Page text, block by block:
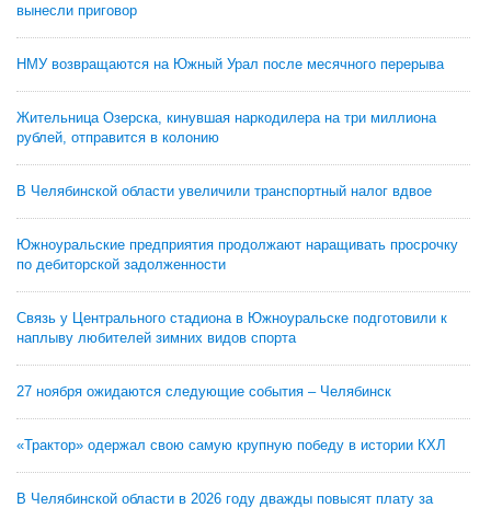
вынесли приговор
НМУ возвращаются на Южный Урал после месячного перерыва
Жительница Озерска, кинувшая наркодилера на три миллиона
рублей, отправится в колонию
В Челябинской области увеличили транспортный налог вдвое
Южноуральские предприятия продолжают наращивать просрочку
по дебиторской задолженности
Связь у Центрального стадиона в Южноуральске подготовили к
наплыву любителей зимних видов спорта
27 ноября ожидаются следующие события – Челябинск
«Трактор» одержал свою самую крупную победу в истории КХЛ
В Челябинской области в 2026 году дважды повысят плату за